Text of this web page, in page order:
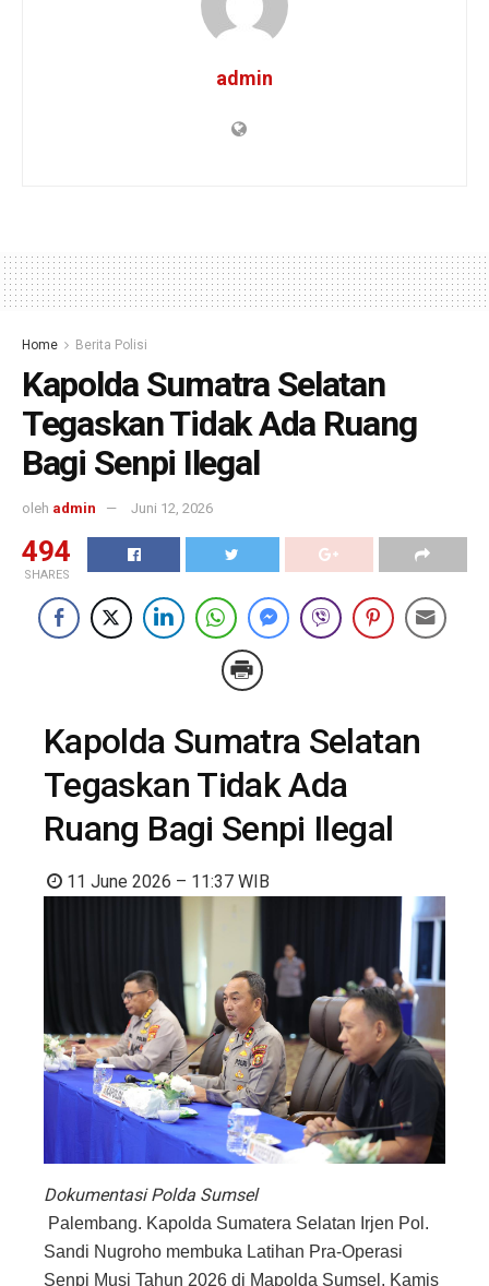
admin
Home Berita Polisi
Kapolda Sumatra Selatan
Tegaskan Tidak Ada Ruang
Bagi Senpi Ilegal
oleh admin Juni 12, 2026
494
SHARES
Kapolda Sumatra Selatan
Tegaskan Tidak Ada
Ruang Bagi Senpi Ilegal
11 June 2026 – 11:37WIB
Dokumentasi Polda Sumsel
Palembang. Kapolda Sumatera Selatan Irjen Pol.
Sandi Nugroho membuka Latihan Pra-Operasi
Senpi Musi Tahun 2026 di Mapolda Sumsel, Kamis